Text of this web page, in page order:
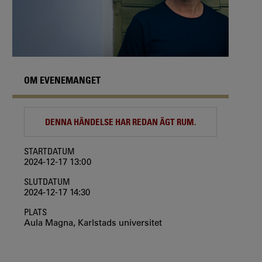
OM EVENEMANGET
DENNA HÄNDELSE HAR REDAN ÄGT RUM.
STARTDATUM
2024-12-17 13:00
SLUTDATUM
2024-12-17 14:30
PLATS
Aula Magna, Karlstads universitet